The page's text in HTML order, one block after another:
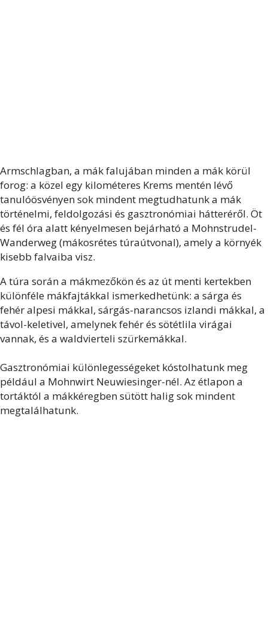
Armschlagban, a mák falujában minden a mák körül
forog: a közel egy kilométeres Krems mentén lévő
tanulóösvényen sok mindent megtudhatunk a mák
történelmi, feldolgozási és gasztronómiai hátteréről. Öt
és fél óra alatt kényelmesen bejárható a Mohnstrudel-
Wanderweg (mákosrétes túraútvonal), amely a környék
kisebb falvaiba visz.
A túra során a mákmezőkön és az út menti kertekben
különféle mákfajtákkal ismerkedhetünk: a sárga és
fehér alpesi mákkal, sárgás-narancsos izlandi mákkal, a
távol-keletivel, amelynek fehér és sötétlila virágai
vannak, és a waldvierteli szürkemákkal.
Gasztronómiai különlegességeket kóstolhatunk meg
például a Mohnwirt Neuwiesinger-nél. Az étlapon a
tortáktól a mákkéregben sütött halig sok mindent
megtalálhatunk.